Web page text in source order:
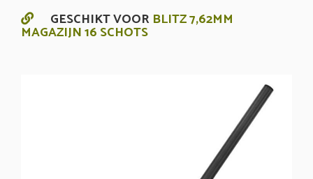
GESCHIKT VOOR BLITZ 7,62MM
MAGAZIJN 16 SCHOTS